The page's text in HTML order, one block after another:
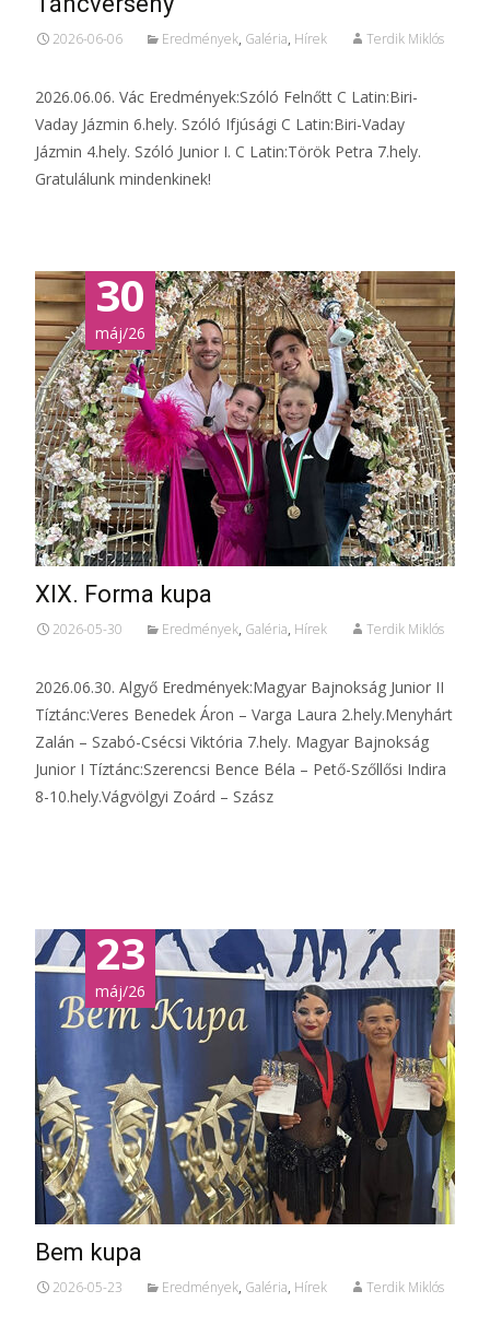
2026-06-06 Eredmények, Galéria, Hírek Terdik Miklós
2026.06.06. Vác Eredmények:Szóló Felnőtt C Latin:Biri-
Vaday Jázmin 6.hely. Szóló Ifjúsági C Latin:Biri-Vaday
Jázmin 4.hely. Szóló Junior I. C Latin:Török Petra 7.hely.
Gratulálunk mindenkinek!
30
máj/26
XIX. Forma kupa
2026-05-30 Eredmények, Galéria, Hírek Terdik Miklós
2026.06.30. Algyő Eredmények:Magyar Bajnokság Junior II
Tíztánc:Veres Benedek Áron – Varga Laura 2.hely.Menyhárt
Zalán – Szabó-Csécsi Viktória 7.hely. Magyar Bajnokság
Junior I Tíztánc:Szerencsi Bence Béla – Pető-Szőllősi Indira
8-10.hely.Vágvölgyi Zoárd – Szász
23
máj/26
Bem kupa
2026-05-23 Eredmények, Galéria, Hírek Terdik Miklós